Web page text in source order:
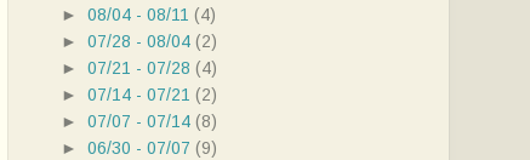
► 08/04 - 08/11 (4)
► 07/28 - 08/04 (2)
► 07/21 - 07/28 (4)
► 07/14 - 07/21 (2)
► 07/07 - 07/14 (8)
► 06/30 - 07/07 (9)